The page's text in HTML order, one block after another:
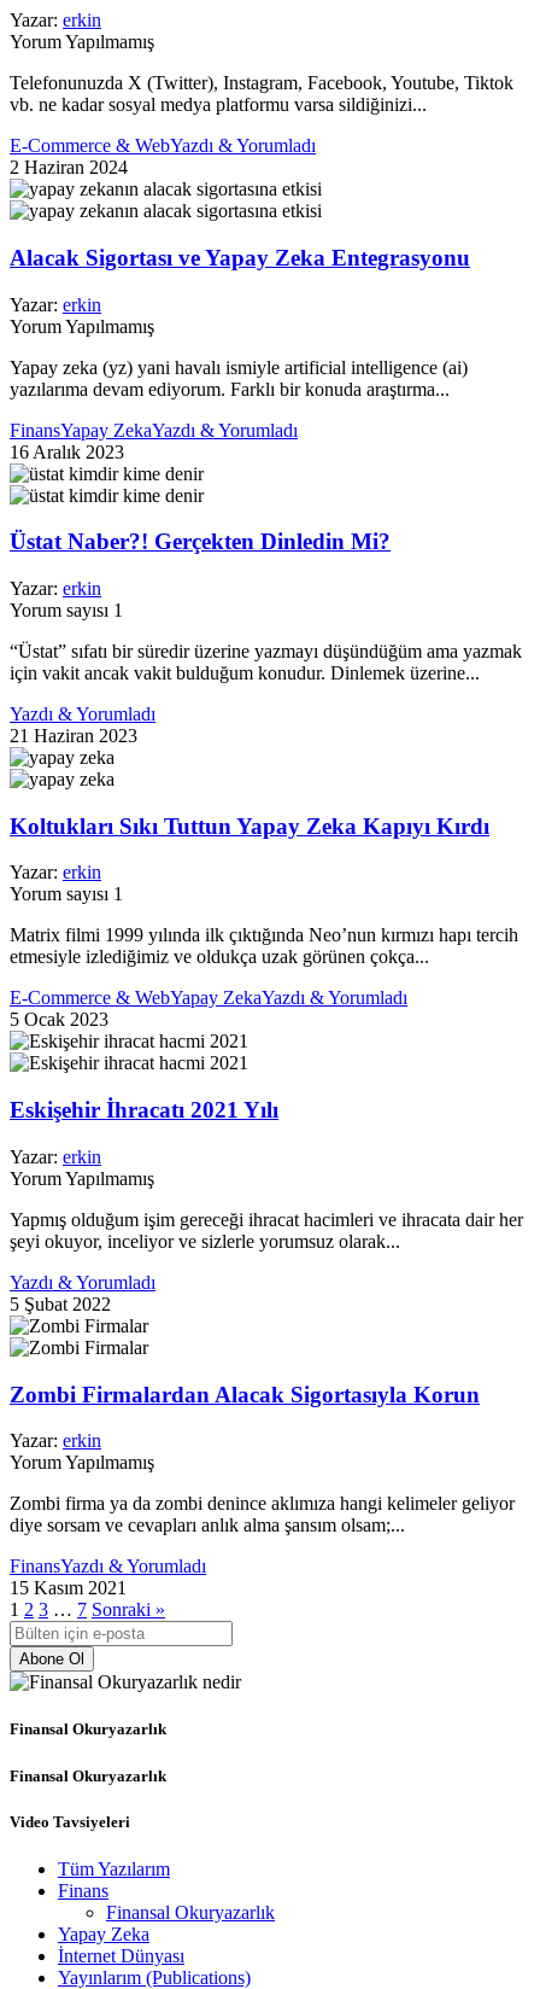
Yazar: erkin
Yorum Yapılmamış
Telefonunuzda X (Twitter), Instagram, Facebook, Youtube, Tiktok
vb. ne kadar sosyal medya platformu varsa sildiğinizi...
E-Commerce & WebYazdı & Yorumladı
2 Haziran 2024
Alacak Sigortası ve Yapay Zeka Entegrasyonu
Yazar: erkin
Yorum Yapılmamış
Yapay zeka (yz) yani havalı ismiyle artificial intelligence (ai)
yazılarıma devam ediyorum. Farklı bir konuda araştırma...
FinansYapay ZekaYazdı & Yorumladı
16 Aralık 2023
Üstat Naber?! Gerçekten Dinledin Mi?
Yazar: erkin
Yorum sayısı 1
“Üstat” sıfatı bir süredir üzerine yazmayı düşündüğüm ama yazmak
için vakit ancak vakit bulduğum konudur. Dinlemek üzerine...
Yazdı & Yorumladı
21 Haziran 2023
Koltukları Sıkı Tuttun Yapay Zeka Kapıyı Kırdı
Yazar: erkin
Yorum sayısı 1
Matrix filmi 1999 yılında ilk çıktığında Neo’nun kırmızı hapı tercih
etmesiyle izlediğimiz ve oldukça uzak görünen çokça...
E-Commerce & WebYapay ZekaYazdı & Yorumladı
5 Ocak 2023
Eskişehir İhracatı 2021 Yılı
Yazar: erkin
Yorum Yapılmamış
Yapmış olduğum işim gereceği ihracat hacimleri ve ihracata dair her
şeyi okuyor, inceliyor ve sizlerle yorumsuz olarak...
Yazdı & Yorumladı
5 Şubat 2022
Zombi Firmalardan Alacak Sigortasıyla Korun
Yazar: erkin
Yorum Yapılmamış
Zombi firma ya da zombi denince aklımıza hangi kelimeler geliyor
diye sorsam ve cevapları anlık alma şansım olsam;...
FinansYazdı & Yorumladı
15 Kasım 2021
1 2 3 … 7 Sonraki »
Abone Ol
Finansal Okuryazarlık
Finansal Okuryazarlık
Video Tavsiyeleri
Tüm Yazılarım
Finans
Finansal Okuryazarlık
Yapay Zeka
İnternet Dünyası
Yayınlarım (Publications)